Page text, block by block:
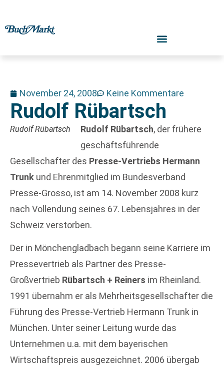
November 24, 2008 Keine Kommentare
Rudolf Rübartsch
Rudolf Rübartsch Rudolf Rübartsch, der frühere
geschäftsführende
Gesellschafter des Presse-Vertriebs Hermann
Trunk und Ehrenmitglied im Bundesverband
Presse-Grosso, ist am 14. November 2008 kurz
nach Vollendung seines 67. Lebensjahres in der
Schweiz verstorben.
Der in Mönchengladbach begann seine Karriere im
Pressevertrieb als Partner des Presse-
Großvertrieb Rübartsch + Reiners im Rheinland.
1991 übernahm er als Mehrheitsgesellschafter die
Führung des Presse-Vertrieb Hermann Trunk in
München. Unter seiner Leitung wurde das
Unternehmen u.a. mit dem bayerischen
Wirtschaftspreis ausgezeichnet. 2006 übergab